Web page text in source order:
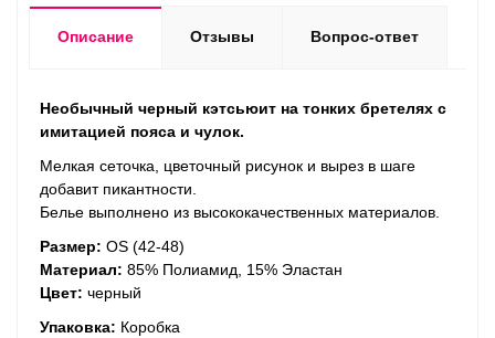
Описание Отзывы Вопрос-ответ
Необычный черный кэтсьюит на тонких бретелях с
имитацией пояса и чулок.
Мелкая сеточка, цветочный рисунок и вырез в шаге
добавит пикантности.
Белье выполнено из высококачественных материалов.
Размер: OS (42-48)
Материал: 85% Полиамид, 15% Эластан
Цвет: черный
Упаковка: Коробка